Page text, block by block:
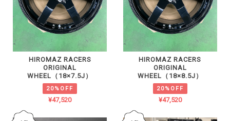
HIROMAZ RACERS
ORIGINAL
WHEEL（18×7.5J）
20%OFF
¥47,520
HIROMAZ RACERS
ORIGINAL
WHEEL（18×8.5J）
20%OFF
¥47,520